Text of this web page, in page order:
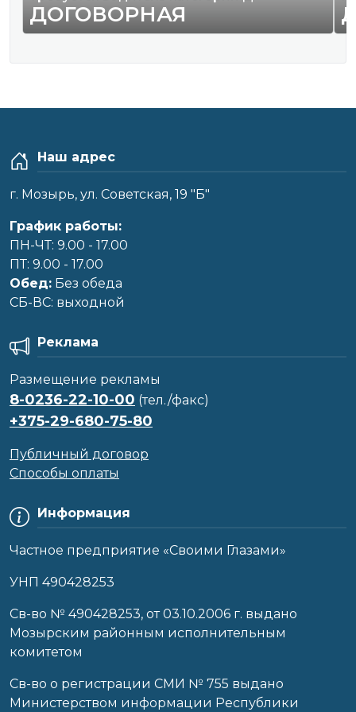
ДОГОВОРНАЯ
Наш адрес
г. Мозырь, ул. Советская, 19 "Б"
График работы:
ПН-ЧТ: 9.00 - 17.00
ПТ: 9.00 - 17.00
Обед: Без обеда
CБ-ВС: выходной
Информация
Частное предприятие «Своими Глазами»
УНП 490428253
Cв-во № 490428253, от 03.10.2006 г. выдано
Мозырским районным исполнительным
комитетом
Св-во о регистрации СМИ № 755 выдано
Министерством информации Республики
Реклама
Размещение рекламы
8-0236-22-10-00 (тел./факс)
+375-29-680-75-80
Публичный договор
Способы оплаты